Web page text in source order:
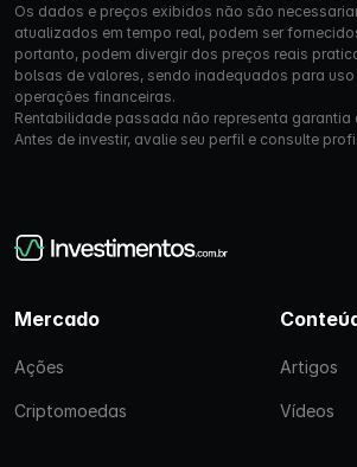
Os dados e preços exibidos não são
atualizados em tempo real, podem ser
portanto, podem divergir dos preços reais
bolsas de valores, sendo inadequados para
operações financeiras.
Rentabilidade passada não representa garantia
Antes de investir, avalie seu perfil e consulte
Mercado
Ações
Criptomoedas
Artigos
Vídeos